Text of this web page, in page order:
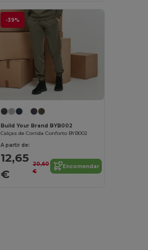
-39%
Build Your Brand BYB002
Calças de Corrida Conforto BYB002
A partir de:
12,65
€
20,60
€
Encomendar